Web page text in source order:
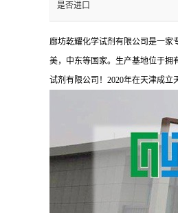
是否进口
廊坊乾耀化学试剂有限公司是一家
美，中东等国家。生产基地位于拥
试剂有限公司！2020年在天津成立